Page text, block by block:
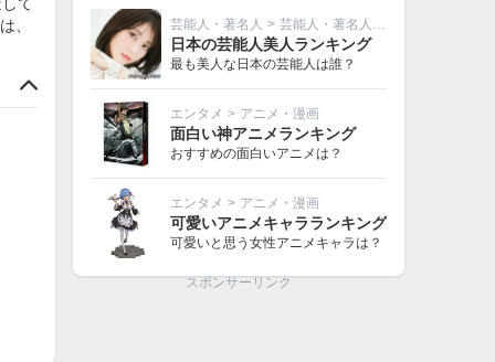
、
芸能人・著名人 > 芸能人・著名人その他
日本の芸能人美人ランキング
最も美人な日本の芸能人は誰？
エンタメ > アニメ・漫画
面白い神アニメランキング
おすすめの面白いアニメは？
エンタメ > アニメ・漫画
可愛いアニメキャラランキング
可愛いと思う女性アニメキャラは？
スポンサーリンク